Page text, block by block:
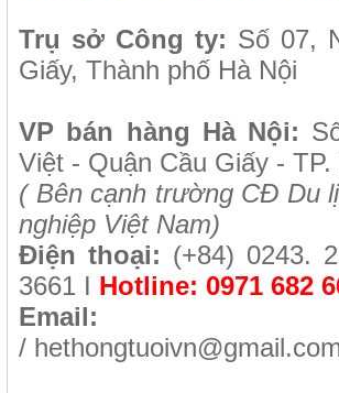
Trụ sở Công ty: Số 07,
Giấy, Thành phố Hà Nội
VP bán hàng Hà Nội:
Việt - Quận Cầu Giấy - TP.
( Bên cạnh trường CĐ Du
nghiệp Việt Nam)
Điện thoại: (+84) 0243.
3661 I Hotline: 0971 682
Email:
/